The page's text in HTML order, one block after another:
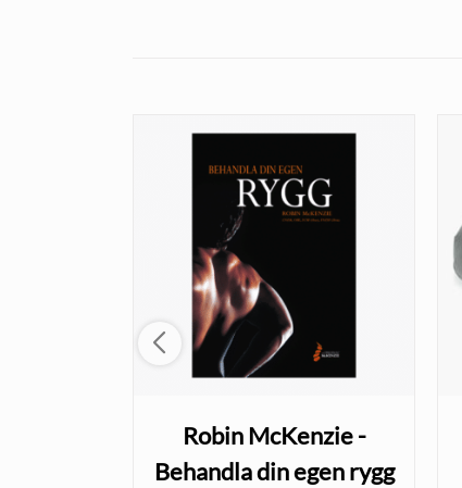
Robin McKenzie -
Behandla din egen rygg